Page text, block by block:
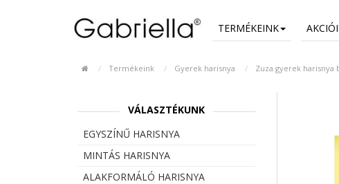
TERMÉKEINK
Termékeink Gyerek harisnya Zuza gyerek harisnya
VÁLASZTÉKUNK
EGYSZÍNŰ HARISNYA
MINTÁS HARISNYA
ALAKFORMÁLÓ HARISNYA